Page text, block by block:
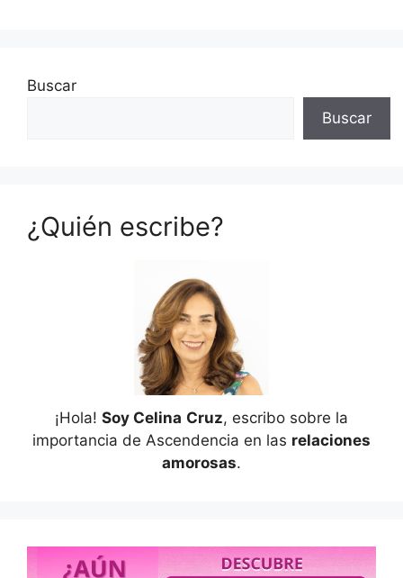
Buscar
Buscar
¿Quién escribe?
¡Hola! Soy Celina Cruz, escribo sobre la
importancia de Ascendencia en las relaciones
amorosas.